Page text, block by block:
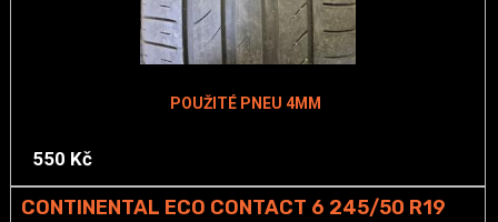
POUŽITÉ PNEU 4MM
550 Kč
CONTINENTAL ECO CONTACT 6 245/50 R19